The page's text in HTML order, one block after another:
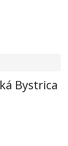
Bystrica